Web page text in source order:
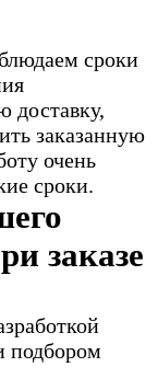
сроки
доставку,
заказанную
очень
сроки.
заказе
подбором